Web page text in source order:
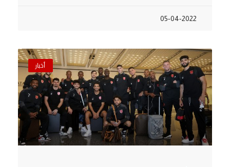
05-04-2022
أخبار